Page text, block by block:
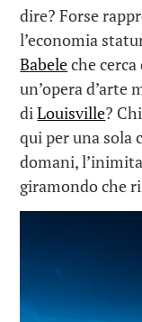
dire? Forse
l’economia
Babeleche
un’opera d’arte
diLouisville?
qui per una sola
domani,
giramondo che